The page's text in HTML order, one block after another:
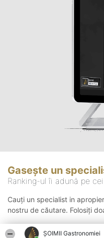
ȘOIMII Gastronomiei
Gasește un
Ranking-ul îi adună pe
Cauți un specialist in
nostru de căutare. Folosiți